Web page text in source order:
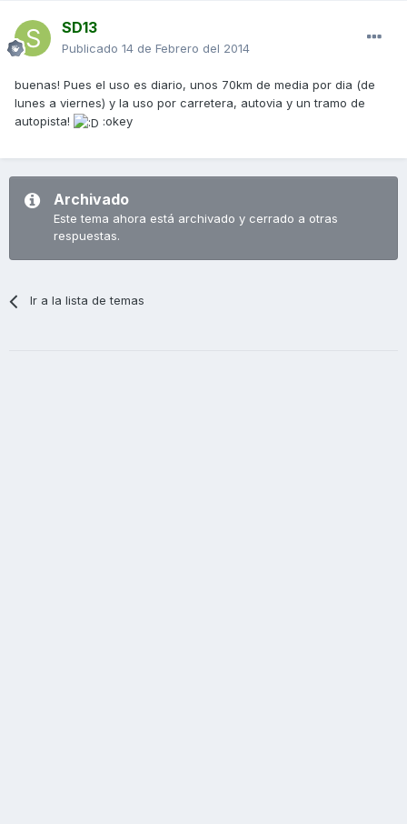
SD13
Publicado 14 de Febrero del 2014
buenas! Pues el uso es diario, unos 70km de media por dia (de
lunes a viernes) y la uso por carretera, autovia y un tramo de
autopista!
:okey
Archivado
Este tema ahora está archivado y cerrado a otras
respuestas.
Ir a la lista de temas